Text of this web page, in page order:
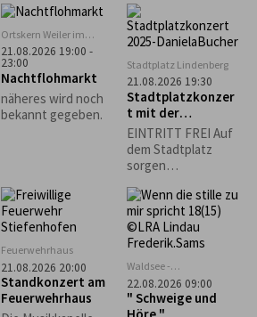
Familien Pro Familie
60 €.
Ortskern Weiler im
Allgäu
21.08.2026 19:00 -
23:00
Nachtflohmarkt
näheres wird noch
bekannt gegeben.
Stadtplatz Lindenberg
21.08.2026 19:30
Stadtplatzkonzer
t mit der
Musikgruppe
"Bährig Böhmisch"
EINTRITT FREI Auf
dem Stadtplatz
sorgen
Vereine für
Sitzgelegenheiten
und das leibliche
Wohl. *Die
Veranstaltung
findet nur bei
trockenem Wetter
statt.*
Feuerwehrhaus
21.08.2026 20:00
Standkonzert am
Feuerwehrhaus
Waldsee -
Seepromenade
Lindenberg
22.08.2026 09:00
" Schweige und